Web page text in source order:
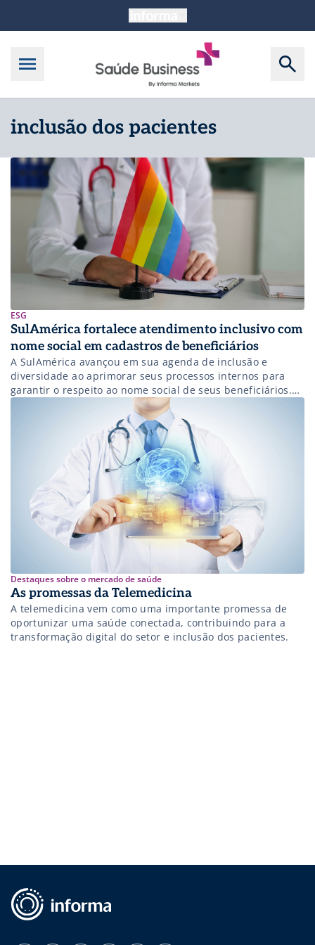
inclusão dos pacientes
ESG
SulAmérica fortalece atendimento inclusivo com
nome social em cadastros de beneficiários
A SulAmérica avançou em sua agenda de inclusão e
diversidade ao aprimorar seus processos internos para
garantir o respeito ao nome social de seus beneficiários.
Desde 2021, todo novo cadastro na seguradora passou a
contar com um campo específico para a inclusão do nome
social — medida que responde a uma demanda crescente
de usuários […]
Destaques sobre o mercado de saúde
As promessas da Telemedicina
A telemedicina vem como uma importante promessa de
oportunizar uma saúde conectada, contribuindo para a
transformação digital do setor e inclusão dos pacientes.